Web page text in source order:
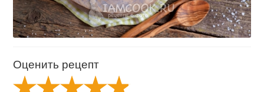
Оценить рецепт